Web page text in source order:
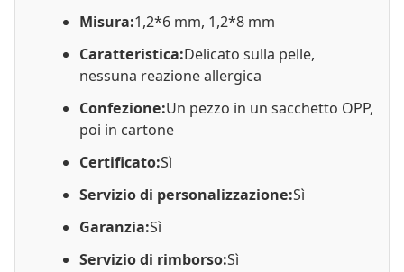
Misura:1,2*6 mm, 1,2*8 mm
Caratteristica:Delicato sulla pelle,
nessuna reazione allergica
Confezione:Un pezzo in un sacchetto OPP,
poi in cartone
Certificato:Sì
Servizio di personalizzazione:Sì
Garanzia:Sì
Servizio di rimborso:Sì